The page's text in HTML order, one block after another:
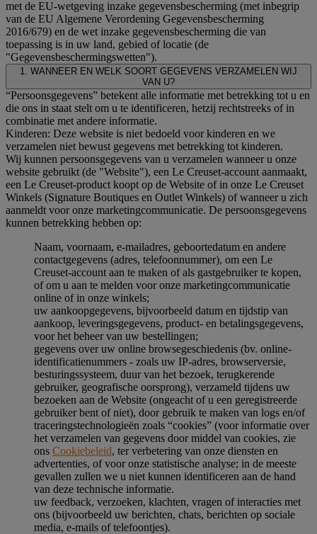
met de EU-wetgeving inzake gegevensbescherming (met inbegrip
van de EU Algemene Verordening Gegevensbescherming
2016/679) en de wet inzake gegevensbescherming die van
toepassing is in uw land, gebied of locatie (de
"Gegevensbeschermingswetten").
1. WANNEER EN WELK SOORT GEGEVENS VERZAMELEN WIJ
VAN U?
“Persoonsgegevens” betekent alle informatie met betrekking tot u en
die ons in staat stelt om u te identificeren, hetzij rechtstreeks of in
combinatie met andere informatie.
Kinderen: Deze website is niet bedoeld voor kinderen en we
verzamelen niet bewust gegevens met betrekking tot kinderen.
Wij kunnen persoonsgegevens van u verzamelen wanneer u onze
website gebruikt (de "Website"), een Le Creuset-account aanmaakt,
een Le Creuset-product koopt op de Website of in onze Le Creuset
Winkels (Signature Boutiques en Outlet Winkels) of wanneer u zich
aanmeldt voor onze marketingcommunicatie. De persoonsgegevens
kunnen betrekking hebben op:
Naam, voornaam, e-mailadres, geboortedatum en andere
contactgegevens (adres, telefoonnummer), om een Le
Creuset-account aan te maken of als gastgebruiker te kopen,
of om u aan te melden voor onze marketingcommunicatie
online of in onze winkels;
uw aankoopgegevens, bijvoorbeeld datum en tijdstip van
aankoop, leveringsgegevens, product- en betalingsgegevens,
voor het beheer van uw bestellingen;
gegevens over uw online browsegeschiedenis (bv. online-
identificatienummers - zoals uw IP-adres, browserversie,
besturingssysteem, duur van het bezoek, terugkerende
gebruiker, geografische oorsprong), verzameld tijdens uw
bezoeken aan de Website (ongeacht of u een geregistreerde
gebruiker bent of niet), door gebruik te maken van logs en/of
traceringstechnologieën zoals “cookies” (voor informatie over
het verzamelen van gegevens door middel van cookies, zie
ons Cookiebeleid, ter verbetering van onze diensten en
advertenties, of voor onze statistische analyse; in de meeste
gevallen zullen we u niet kunnen identificeren aan de hand
van deze technische informatie.
uw feedback, verzoeken, klachten, vragen of interacties met
ons (bijvoorbeeld uw berichten, chats, berichten op sociale
media, e-mails of telefoontjes).